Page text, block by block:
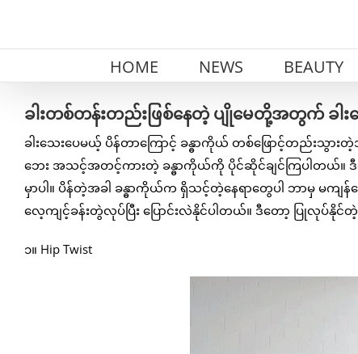
HOME NEWS BEAUTY
ခါးတစ်တန်းတည်းဖြစ်နေတဲ့ ပျိုမေတို့အတွက် ခါ
ခါးသေးပေမယ့် ပိန်တာကြောင့် ခန္ဓာကိုယ် တစ်ဖြောင့်တည်းသွား
ဘေး အသင့်အတင့်ကားတဲ့ ခန္ဓာကိုယ်ကို ပိုင်ဆိုင်ချင်ကြပါတယ်
မှာပါ။ ပိန်တဲ့အခါ ခန္ဓာကိုယ်က ရှိသင့်တဲ့နေရာတွေပါ ဘာမှ မက
လေ့ကျင့်ခန်းတွဲလုပ်ပြီး ပြောင်းလဲနိုင်ပါတယ်။ ဒီတော့ ပြုလုပ်
၁။ Hip Twist